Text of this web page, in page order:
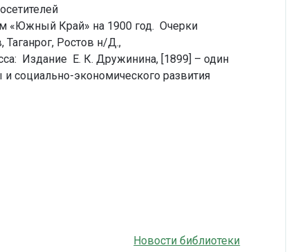
«Южный Край» на 1900 год. Очерки
Ростов н/Д.,
Издание Е. К. Дружинина, [1899] – один
социально-экономического развития
Новости библиотеки